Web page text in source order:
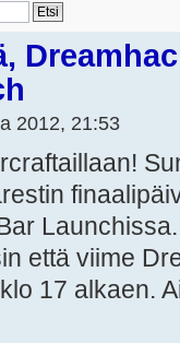
2012, 21:53
että viime
17 alkaen.